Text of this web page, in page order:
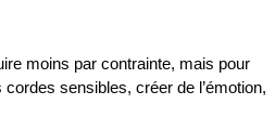
moins par contrainte, mais pour
sensibles, créer de l’émotion,